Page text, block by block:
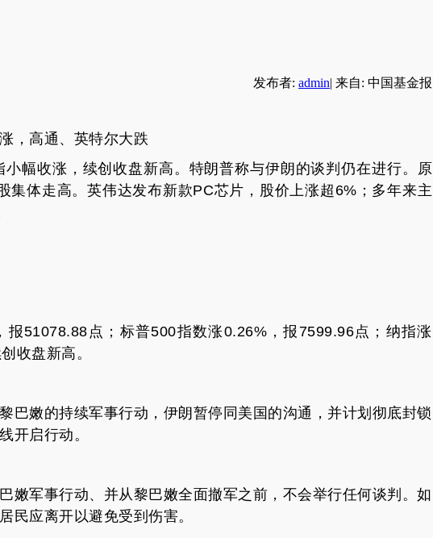
发布者: admin| 来自: 中国基金报
，高通、英特尔大跌
幅收涨，续创收盘新高。特朗普称与伊朗的谈判仍在进行。原
集体走高。英伟达发布新款PC芯片，股价上涨超6%；多年来主
51078.88点；标普500指数涨0.26%，报7599.96点；纳指涨
收盘新高。
巴嫩的持续军事行动，伊朗暂停同美国的沟通，并计划彻底封锁
开启行动。
嫩军事行动、并从黎巴嫩全面撤军之前，不会举行任何谈判。如
民应离开以避免受到伤害。